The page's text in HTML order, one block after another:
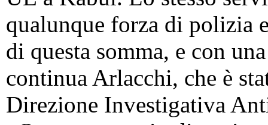
qualunque forza di polizia
di questa somma, e con
continua Arlacchi, che è
Direzione Investigativa